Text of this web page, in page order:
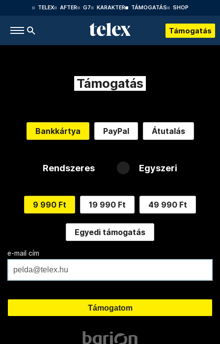
TELEX AFTER G7 KARAKTER TÁMOGATÁS SHOP
Támogatás
Támogatás
Bankkártya PayPal Átutalás
Rendszeres Egyszeri
9 990 Ft 19 990 Ft 49 990 Ft
Egyedi támogatás
e-mail cím